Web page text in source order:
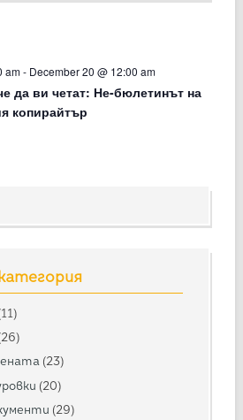
am- December 20 @ 12:00 am
да ви четат: Не-бюлетинът на
копирайтър
(23)
(20)
(29)